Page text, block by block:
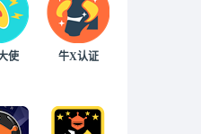
使 牛X认证